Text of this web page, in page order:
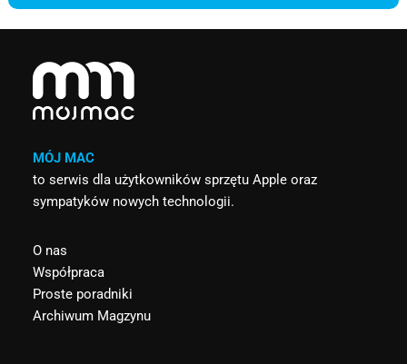
MÓJ MAC
to serwis dla użytkowników sprzętu Apple oraz
sympatyków nowych technologii.
O nas
Współpraca
Proste poradniki
Archiwum Magzynu